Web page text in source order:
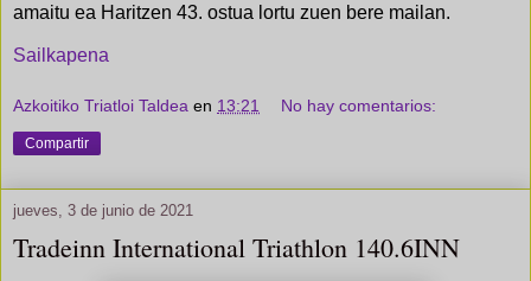
amaitu ea Haritzen 43. ostua lortu zuen bere mailan.
Sailkapena
Azkoitiko Triatloi Taldea en 13:21 No hay comentarios:
Compartir
jueves, 3 de junio de 2021
Tradeinn International Triathlon 140.6INN